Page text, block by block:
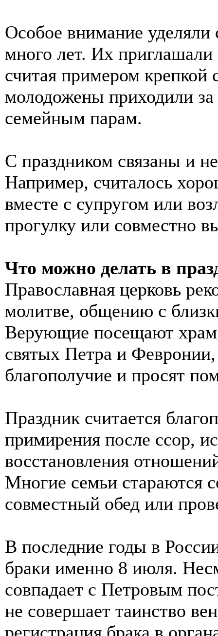
Особое внимание
много лет. Их
считая примером
молодожены приходили
семейным парам.
С праздником связаны и
Например, считалось
вместе с супругом или
прогулку или совместно
Что можно делать в
Православная церковь
молитве, общению с
Верующие посещают храм,
святых Петра и Февронии,
благополучие и просят
Праздник считается
примирения после ссор,
восстановления
Многие семьи стараются
совместный обед или
В последние годы в
браки именно 8 июля.
совпадает с Петровым
не совершает таинство